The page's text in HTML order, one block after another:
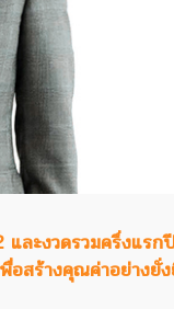
ละงวดรวมครึ่งแร
สร้างคุณค่าอย่างยั่ง